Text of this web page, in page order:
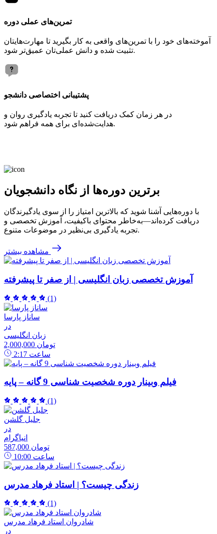
تمرین‌های عملی دوره
آموخته‌های خود را با تمرین‌های واقعی به کار بگیرید تا مهارت‌هایتان
تثبیت شده و دانش عملی‌تان عمیق‌تر شود.
پشتیبانی اختصاصی دانشجو
در هر زمان کمک دریافت کنید تا تجربه یادگیری روان و
هدایت‌شده‌ای برای همه فراهم شود.
برترین دوره‌ها از نگاه دانشجویان
با دوره‌هایی آشنا شوید که بالاترین امتیاز را از سوی یادگیرندگان
دریافت کرده‌اند—به‌خاطر محتوای باکیفیت، آموزش تخصصی و
تجربه یادگیری بی‌نظیر در موضوعات متنوع.
مشاهده بیشتر
آموزش تخصصی زبان انگلیسی | از صفر تا پیشرفته
(1)
ساناز پارسا
در
زبان انگلیسی
2,000,000 تومان
2:17 ساعت
فیلم وبینار دوره شخصیت شناسی 9 گانه – پایه
(1)
جلیل گلشن
در
انیاگرام
587,000 تومان
10:00 ساعت
زندگی چیست؟ | استاد فرهاد مدرس
(1)
شادروان استاد فرهاد مدرس
در